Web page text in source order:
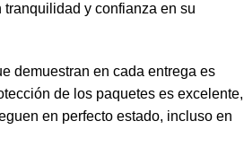
y confianza en su
demuestran en cada entrega es
de los paquetes es excelente,
en perfecto estado, incluso en